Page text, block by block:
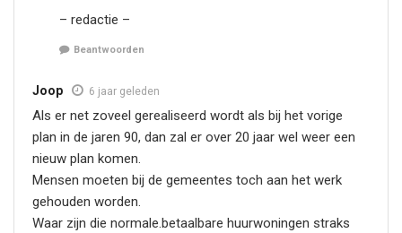
– redactie –
Beantwoorden
Joop 6 jaar geleden
Als er net zoveel gerealiseerd wordt als bij het vorige
plan in de jaren 90, dan zal er over 20 jaar wel weer een
nieuw plan komen.
Mensen moeten bij de gemeentes toch aan het werk
gehouden worden.
Waar zijn die normale.betaalbare huurwoningen straks